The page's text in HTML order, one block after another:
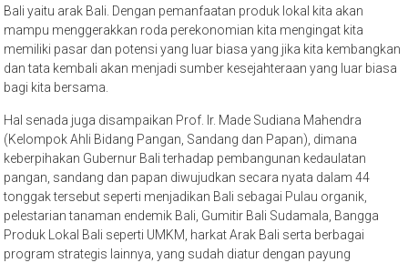
Bali yaitu arak Bali. Dengan pemanfaatan produk lokal kita akan
mampu menggerakkan roda perekonomian kita mengingat kita
memiliki pasar dan potensi yang luar biasa yang jika kita kembangkan
dan tata kembali akan menjadi sumber kesejahteraan yang luar biasa
bagi kita bersama.
Hal senada juga disampaikan Prof. Ir. Made Sudiana Mahendra
(Kelompok Ahli Bidang Pangan, Sandang dan Papan), dimana
keberpihakan Gubernur Bali terhadap pembangunan kedaulatan
pangan, sandang dan papan diwujudkan secara nyata dalam 44
tonggak tersebut seperti menjadikan Bali sebagai Pulau organik,
pelestarian tanaman endemik Bali, Gumitir Bali Sudamala, Bangga
Produk Lokal Bali seperti UMKM, harkat Arak Bali serta berbagai
program strategis lainnya, yang sudah diatur dengan payung